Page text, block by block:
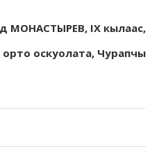
МОНАСТЫРЕВ, IX кылаас,
оскуолата, Чурапчы